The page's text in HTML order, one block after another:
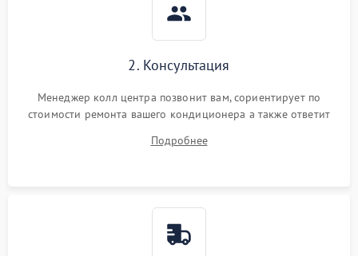
2. Консультация
Менеджер колл центра позвонит вам, сориентирует по
стоимости ремонта вашего кондиционера а также ответит
Подробнее